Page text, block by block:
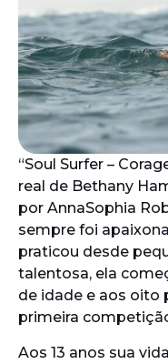
“Soul Surfer –
real de Bethany
por AnnaSophia
sempre foi
praticou desde
talentosa, ela
de idade e aos oito
primeira
Aos 13 anos sua